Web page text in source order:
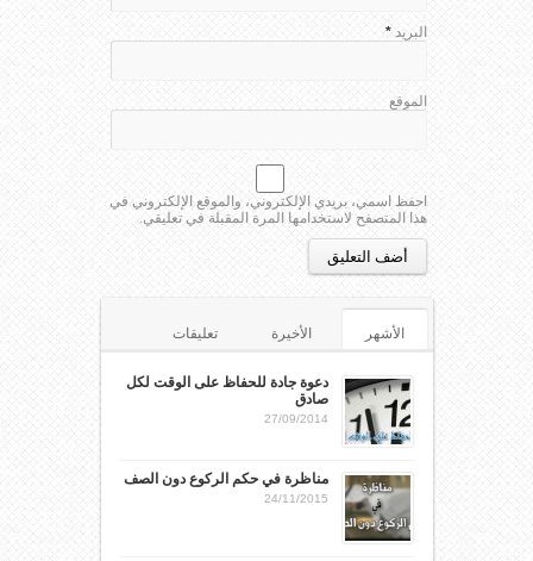
البريد *
الموقع
احفظ اسمي، بريدي الإلكتروني، والموقع الإلكتروني في
هذا المتصفح لاستخدامها المرة المقبلة في تعليقي.
الأشهر الأخيرة تعليقات
الوسوم
دعوة جادة للحفاظ على الوقت لكل
صادق
27/09/2014
مناظرة في حكم الركوع دون الصف
24/11/2015